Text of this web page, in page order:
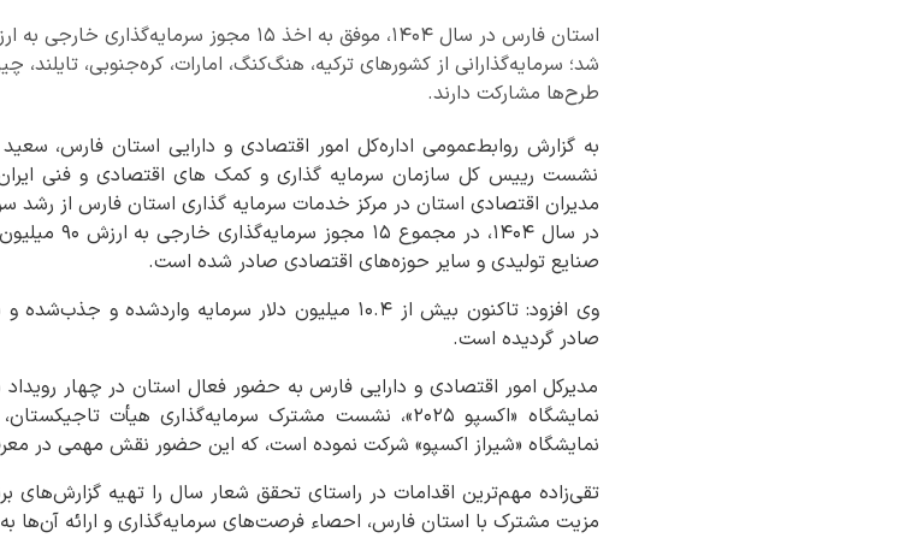
شد؛ سرمایه‌گذارانی از کشورهای ترکیه، هنگ‌کنگ، امارات، کره‌جنوبی، تایلند،
طرح‌ها مشارکت دارند.
به گزارش روابط‌عمومی اداره‌کل امور اقتصادی و دارایی استان فارس،
نشست رییس کل سازمان سرمایه گذاری و کمک های اقتصادی و فنی
مدیران اقتصادی استان در مرکز خدمات سرمایه گذاری استان فارس از رشد
در سال
صنایع تولیدی و سایر حوزه‌های اقتصادی صادر شده است.
صادر گردیده است.
مدیرکل امور اقتصادی و دارایی فارس به حضور فعال استان در چهار رویداد
نمایشگاه «اکسپو ۲۰۲۵»، نشست مشترک سرمایه‌گذاری
نمایشگاه «شیراز اکسپو» شرکت نموده است، که این حضور نقش مهمی در
تقی‌زاده مهم‌ترین اقدامات در راستای تحقق شعار سال را تهیه گزارش‌های
مزیت مشترک با استان فارس، احصاء فرصت‌های سرمایه‌گذاری و ارائه آن‌ها